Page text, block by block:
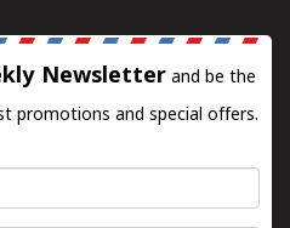
Newsletter and be the
promotions and special offers.